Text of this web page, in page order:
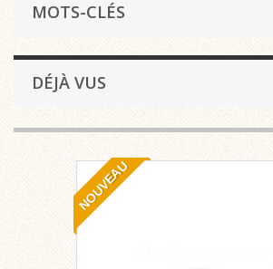
MOTS-CLÉS
DÉJÀ VUS
NOUVEAU